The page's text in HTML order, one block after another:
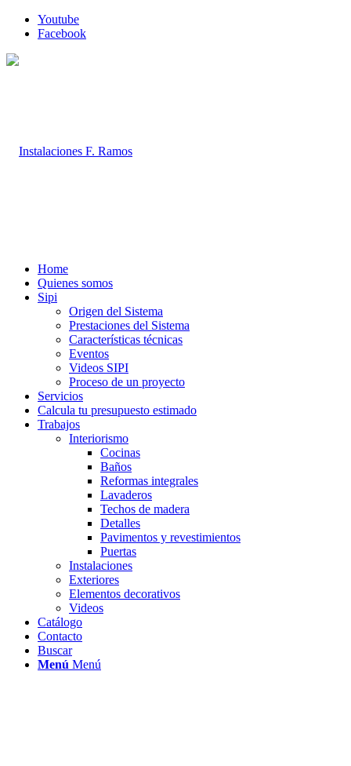
Youtube
Facebook
Home
Quienes somos
Sipi
Origen del Sistema
Prestaciones del Sistema
Características técnicas
Eventos
Videos SIPI
Proceso de un proyecto
Servicios
Calcula tu presupuesto estimado
Trabajos
Interiorismo
Cocinas
Baños
Reformas integrales
Lavaderos
Techos de madera
Detalles
Pavimentos y revestimientos
Puertas
Instalaciones
Exteriores
Elementos decorativos
Videos
Catálogo
Contacto
Buscar
Menú Menú